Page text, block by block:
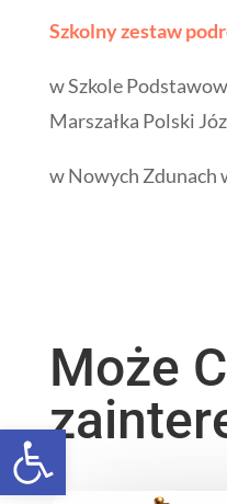
Open toolbar
Szkolny zestaw
w Szkole
Marszałka Polski
w Nowych Zdunach
Może